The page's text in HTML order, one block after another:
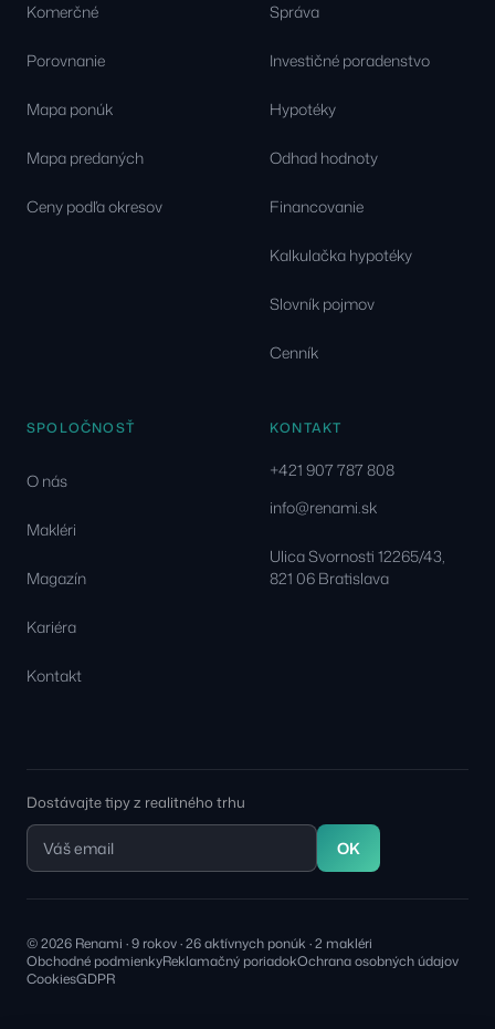
Komerčné
Porovnanie
Mapa ponúk
Mapa predaných
Ceny podľa okresov
Správa
Investičné poradenstvo
Hypotéky
Odhad hodnoty
Financovanie
Kalkulačka hypotéky
Slovník pojmov
Cenník
SPOLOČNOSŤ
O nás
Makléri
Magazín
Kariéra
Kontakt
KONTAKT
+421 907 787 808
info@renami.sk
Ulica Svornosti 12265/43,
821 06 Bratislava
Dostávajte tipy z realitného trhu
OK
© 2026 Renami · 9 rokov · 26 aktívnych ponúk · 2 makléri
Obchodné podmienkyReklamačný poriadokOchrana osobných údajov
CookiesGDPR